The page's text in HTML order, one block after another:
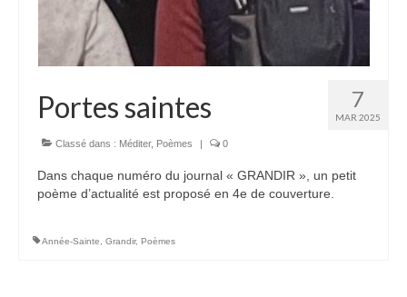
7
MAR 2025
Portes saintes
Classé dans : Méditer, Poèmes 0
Dans chaque numéro du journal « GRANDIR », un petit
poème d’actualité est proposé en 4e de couverture.
Année-Sainte, Grandir, Poèmes